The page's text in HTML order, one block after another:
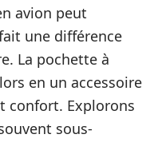
avion peut
une différence
La pochette à
en un accessoire
confort. Explorons
sous-